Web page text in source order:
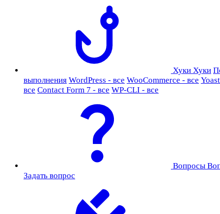
Хуки Хуки
выполнения WordPress - все WooCommerce - все
все Contact Form 7 - все WP-CLI - все
Вопросы
Задать вопрос